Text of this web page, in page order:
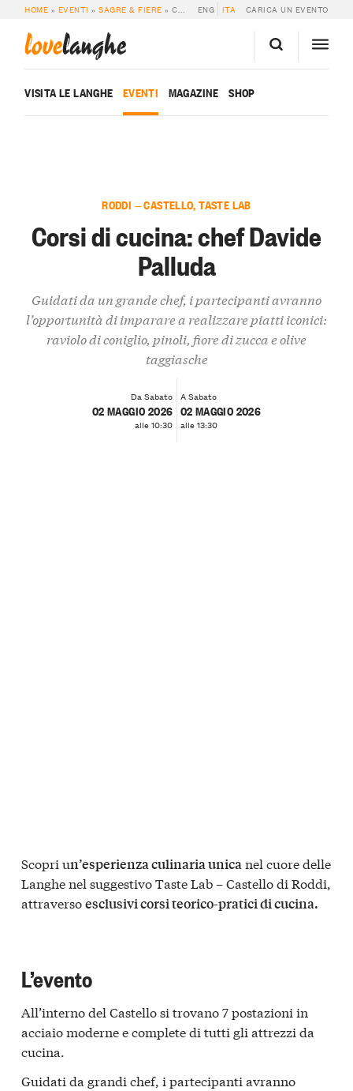
HOME » EVENTI »SAGRE & FIERE »CORSI DI CUCINA: CHEF DAVIDE PALLUDA ENG ITA CARICA UN EVENTO
lovelanghe
VISITA LE LANGHE EVENTI MAGAZINE SHOP
RODDI — CASTELLO, TASTE LAB
Corsi di cucina: chef Davide
Palluda
Guidati da un grande chef, i partecipanti avranno
l’opportunità di imparare a realizzare piatti iconici:
raviolo di coniglio, pinoli, fiore di zucca e olive
taggiasche
Da Sabato
02 MAGGIO 2026
alle 10:30
A Sabato
02 MAGGIO 2026
alle 13:30
Scopri un’esperienza culinaria unicanel cuore delle
Langhe nel suggestivo Taste Lab – Castello di Roddi,
attraversoesclusivi corsi teorico-pratici di cucina.
L’evento
All’interno del Castello si trovano 7 postazioni in
acciaio moderne e complete di tutti gli attrezzi da
cucina.
Guidati da grandi chef, i partecipanti avranno